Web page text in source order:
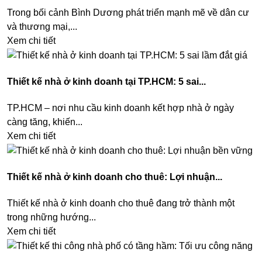
Trong bối cảnh Bình Dương phát triển mạnh mẽ về dân cư
và thương mại,...
Xem chi tiết
Thiết kế nhà ở kinh doanh tại TP.HCM: 5 sai...
TP.HCM – nơi nhu cầu kinh doanh kết hợp nhà ở ngày
càng tăng, khiến...
Xem chi tiết
Thiết kế nhà ở kinh doanh cho thuê: Lợi nhuận...
Thiết kế nhà ở kinh doanh cho thuê đang trở thành một
trong những hướng...
Xem chi tiết